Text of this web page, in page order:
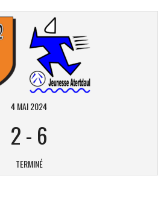
4 MAI 2024
2- 6
TERMINÉ